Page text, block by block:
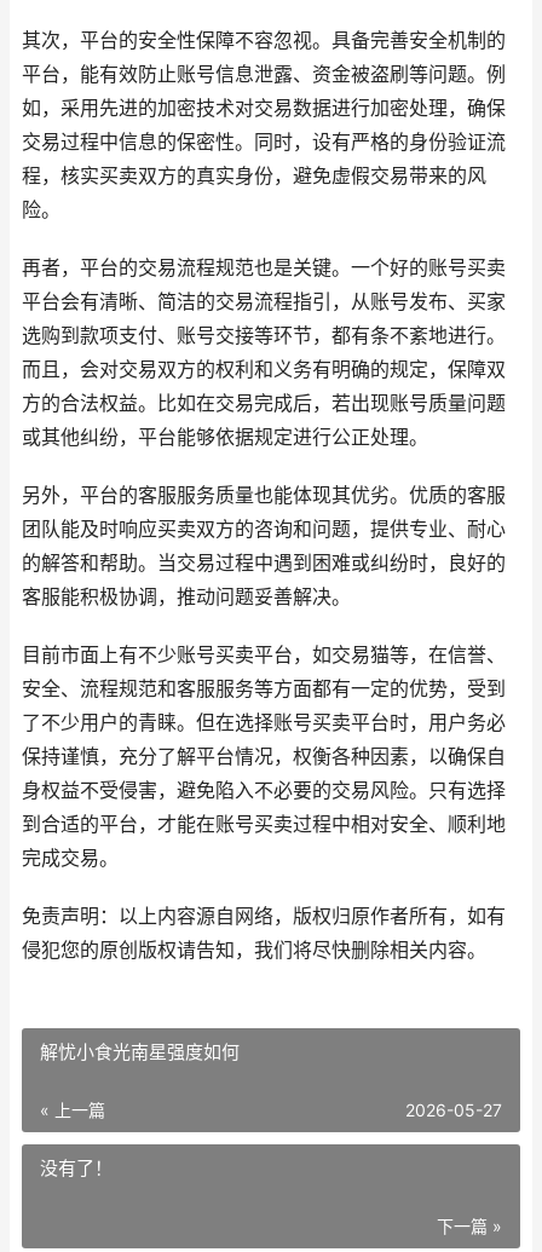
其次，平台的安全性保障不容忽视。具备完善安全机制的
平台，能有效防止账号信息泄露、资金被盗刷等问题。例
如，采用先进的加密技术对交易数据进行加密处理，确保
交易过程中信息的保密性。同时，设有严格的身份验证流
程，核实买卖双方的真实身份，避免虚假交易带来的风
险。
再者，平台的交易流程规范也是关键。一个好的账号买卖
平台会有清晰、简洁的交易流程指引，从账号发布、买家
选购到款项支付、账号交接等环节，都有条不紊地进行。
而且，会对交易双方的权利和义务有明确的规定，保障双
方的合法权益。比如在交易完成后，若出现账号质量问题
或其他纠纷，平台能够依据规定进行公正处理。
另外，平台的客服服务质量也能体现其优劣。优质的客服
团队能及时响应买卖双方的咨询和问题，提供专业、耐心
的解答和帮助。当交易过程中遇到困难或纠纷时，良好的
客服能积极协调，推动问题妥善解决。
目前市面上有不少账号买卖平台，如交易猫等，在信誉、
安全、流程规范和客服服务等方面都有一定的优势，受到
了不少用户的青睐。但在选择账号买卖平台时，用户务必
保持谨慎，充分了解平台情况，权衡各种因素，以确保自
身权益不受侵害，避免陷入不必要的交易风险。只有选择
到合适的平台，才能在账号买卖过程中相对安全、顺利地
完成交易。
免责声明：以上内容源自网络，版权归原作者所有，如有
侵犯您的原创版权请告知，我们将尽快删除相关内容。
解忧小食光南星强度如何
« 上一篇 2026-05-27
没有了！
下一篇 »